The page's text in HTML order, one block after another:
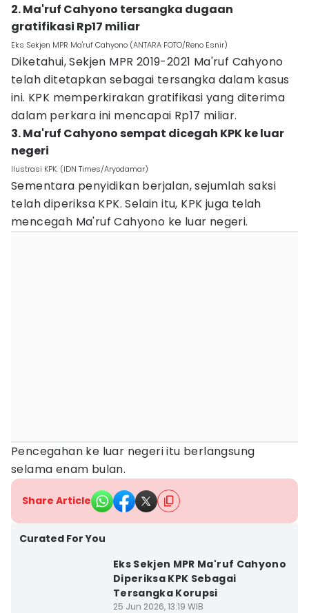
2. Ma'ruf Cahyono tersangka dugaan
gratifikasi Rp17 miliar
Eks Sekjen MPR Ma'ruf Cahyono (ANTARA FOTO/Reno Esnir)
Diketahui, Sekjen MPR 2019-2021 Ma'ruf Cahyono
telah ditetapkan sebagai tersangka dalam kasus
ini. KPK memperkirakan gratifikasi yang diterima
dalam perkara ini mencapai Rp17 miliar.
3. Ma'ruf Cahyono sempat dicegah KPK ke luar
negeri
Ilustrasi KPK. (IDN Times/Aryodamar)
Sementara penyidikan berjalan, sejumlah saksi
telah diperiksa KPK. Selain itu, KPK juga telah
mencegah Ma'ruf Cahyono ke luar negeri.
Pencegahan ke luar negeri itu berlangsung
selama enam bulan.
Share Article
Curated For You
Eks Sekjen MPR Ma'ruf Cahyono
Diperiksa KPK Sebagai
Tersangka Korupsi
25 Jun 2026, 13:19 WIB